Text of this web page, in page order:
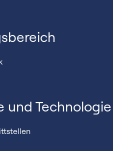
und Technologie